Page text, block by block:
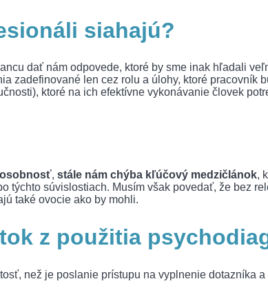
siahajú?
dať nám odpovede, ktoré by sme inak hľadali
zadefinované len cez rolu a úlohy, ktoré
ktoré na ich efektívne vykonávanie človek
osobnosť, stále nám chýba kľúčový medzičlánok,
týchto súvislostiach. Musím však povedať, že bez
také ovocie ako by mohli.
z použitia
než je poslanie prístupu na vyplnenie dotazníka